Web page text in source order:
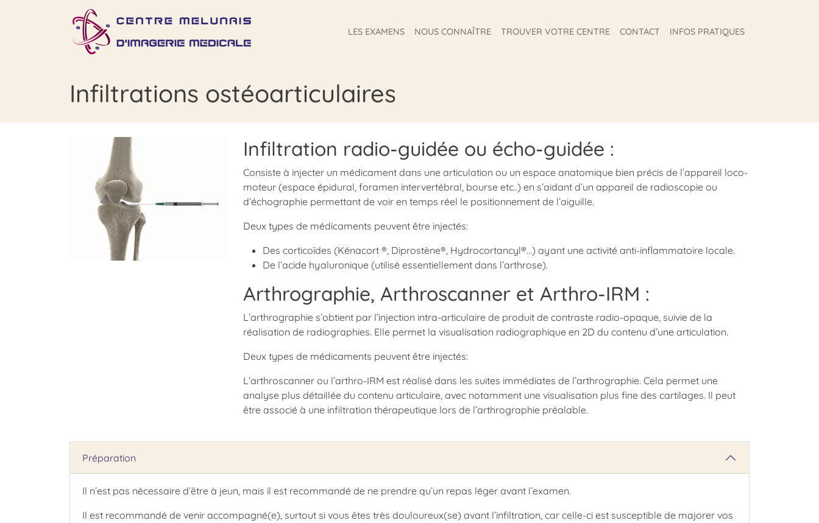
LES EXAMENS NOUS CONNAÎTRE TROUVER VOTRE CENTRE CONTACT INFOS PRATIQUES
Infiltrations ostéoarticulaires
Infiltration radio-guidée ou écho-guidée :
Consiste à injecter un médicament dans une articulation ou un espace anatomique bien précis de l’appareil loco-
moteur (espace épidural, foramen intervertébral, bourse etc..) en s’aidant d’un appareil de radioscopie ou
d’échographie permettant de voir en temps réel le positionnement de l’aiguille.
Deux types de médicaments peuvent être injectés:
Des corticoïdes (Kénacort ®, Diprostène®, Hydrocortancyl®…) ayant une activité anti-inflammatoire locale.
De l’acide hyaluronique (utilisé essentiellement dans l’arthrose).
Arthrographie, Arthroscanner et Arthro-IRM :
L’arthrographie s’obtient par l’injection intra-articulaire de produit de contraste radio-opaque, suivie de la
réalisation de radiographies. Elle permet la visualisation radiographique en 2D du contenu d’une articulation.
Deux types de médicaments peuvent être injectés:
L’arthroscanner ou l’arthro-IRM est réalisé dans les suites immédiates de l’arthrographie. Cela permet une
analyse plus détaillée du contenu articulaire, avec notamment une visualisation plus fine des cartilages. Il peut
être associé à une infiltration thérapeutique lors de l’arthrographie préalable.
Préparation
Il n’est pas nécessaire d’être à jeun, mais il est recommandé de ne prendre qu’un repas léger avant l’examen.
Il est recommandé de venir accompagné(e), surtout si vous êtes très douloureux(se) avant l’infiltration, car celle-ci est susceptible de majorer vos